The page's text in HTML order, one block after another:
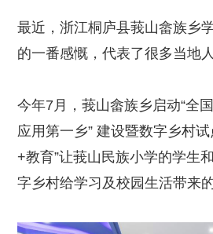
最近，浙江桐庐县莪山畲族乡
的一番感慨，代表了很多当地
今年7月，莪山畲族乡启动“全
应用第一乡” 建设暨数字乡村
+教育”让莪山民族小学的学生
字乡村给学习及校园生活带来